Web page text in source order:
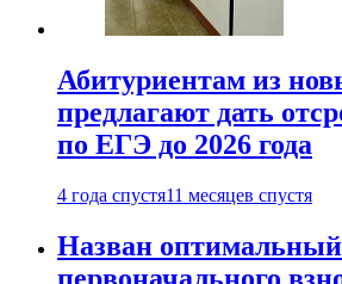
Абитуриентам из
предлагают дать
по ЕГЭ до 2026 года
4 года спустя11 месяцев спустя
Назван
первоначального